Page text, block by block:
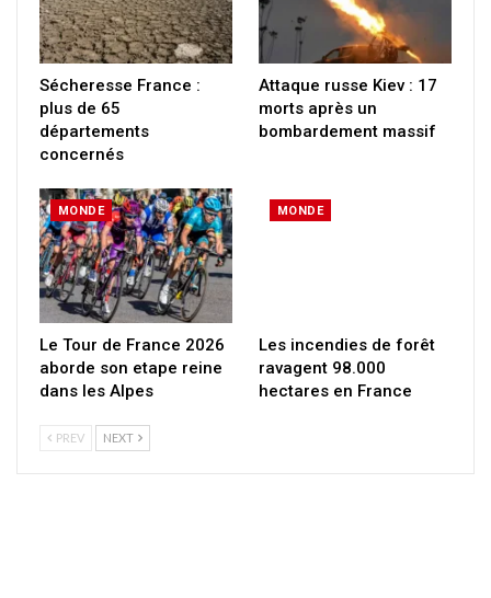
Sécheresse France :
plus de 65
départements
concernés
Attaque russe Kiev : 17
morts après un
bombardement massif
MONDE
Le Tour de France 2026
aborde son etape reine
dans les Alpes
MONDE
Les incendies de forêt
ravagent 98.000
hectares en France
PREV NEXT